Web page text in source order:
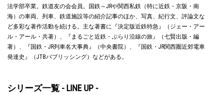
法学部卒業。鉄道友の会会員。国鉄～JRや関西私鉄（特に近鉄・京阪・南
海）の車両、列車、鉄道施設等の紹介記事のほか、写真、紀行文、評論文な
ど多彩な著作活動を続ける。主な著書に『決定版近鉄特急』（ジェー・アー
ル・アール・共著）、『まるごと近鉄・ぶらり沿線の旅』（七賢出版・編
著）、『国鉄・JR列車名大事典』（中央書院）、『国鉄・JR関西圏近郊電車
発達史』（JTBパブリッシング）などがある。
シリーズ一覧 - LINE UP -